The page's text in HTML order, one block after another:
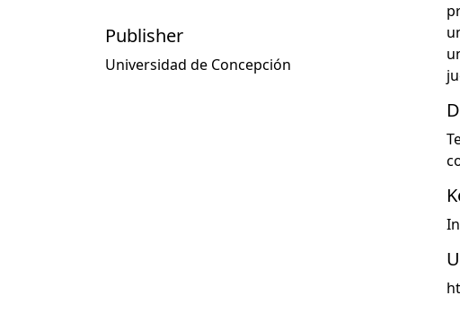
Publisher
Universidad de Concepción